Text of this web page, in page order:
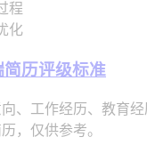
程
化
简历评级标准
、工作经历、教育
，仅供参考。